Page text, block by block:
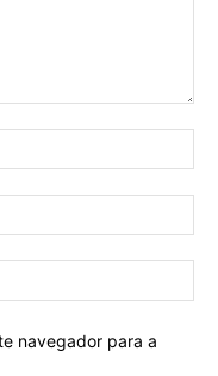
navegador para a